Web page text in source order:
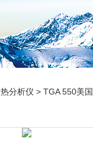
热分析仪 > TGA 550美